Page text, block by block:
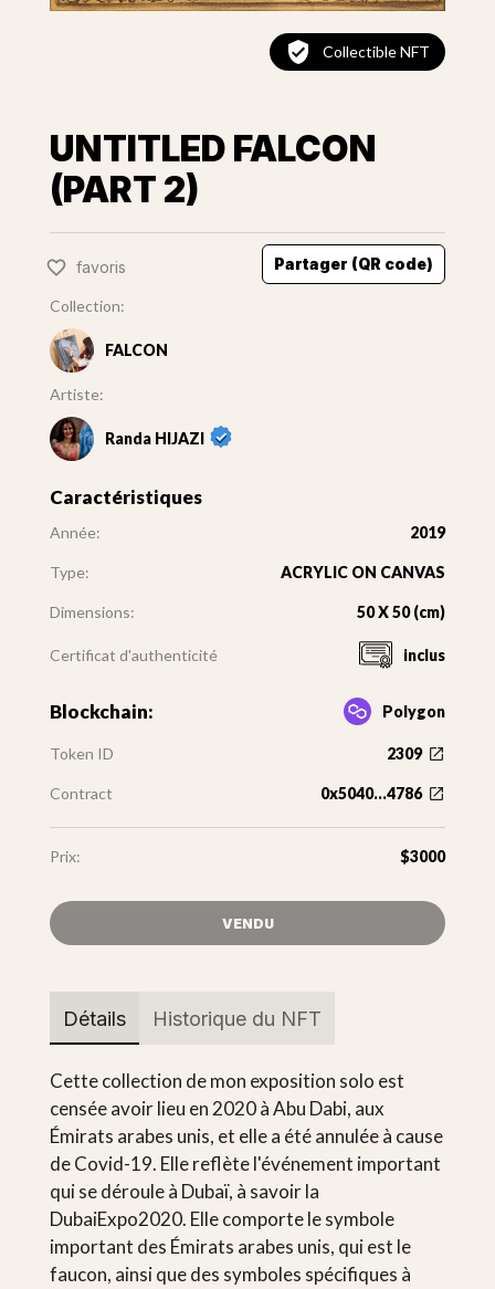
Collectible NFT
UNTITLED FALCON
(PART 2)
favoris Partager (QR code)
Collection:
FALCON
Artiste:
Randa HIJAZI
Caractéristiques
Année: 2019
Type: ACRYLIC ON CANVAS
Dimensions: 50 X 50 (cm)
Certificat d'authenticité inclus
Blockchain: Polygon
Token ID 2309
Contract 0x5040...4786
Prix: $3000
VENDU
Détails Historique du NFT
Cette collection de mon exposition solo est
censée avoir lieu en 2020 à Abu Dabi, aux
Émirats arabes unis, et elle a été annulée à cause
de Covid-19. Elle reflète l'événement important
qui se déroule à Dubaï, à savoir la
DubaiExpo2020. Elle comporte le symbole
important des Émirats arabes unis, qui est le
faucon, ainsi que des symboles spécifiques à